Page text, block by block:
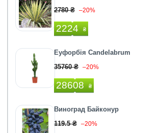
2780 ₴ –20%
2224 ₴
Еуфорбія Candelabrum
35760 ₴ –20%
28608 ₴
Виноград Байконур
119.5 ₴ –20%